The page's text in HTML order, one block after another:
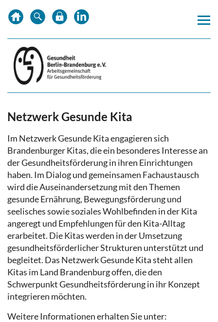
Inhalt
Hauptnavigation
Subnavigation
Netzwerk Gesunde Kita
Im Netzwerk Gesunde Kita engagieren sich
Brandenburger Kitas, die ein besonderes Interesse an
der Gesundheitsförderung in ihren Einrichtungen
haben. Im Dialog und gemeinsamen Fachaustausch
wird die Auseinandersetzung mit den Themen
gesunde Ernährung, Bewegungsförderung und
seelisches sowie soziales Wohlbefinden in der Kita
angeregt und Empfehlungen für den Kita-Alltag
erarbeitet. Die Kitas werden in der Umsetzung
gesundheitsförderlicher Strukturen unterstützt und
begleitet. Das Netzwerk Gesunde Kita steht allen
Kitas im Land Brandenburg offen, die den
Schwerpunkt Gesundheitsförderung in ihr Konzept
integrieren möchten.
Weitere Informationen erhalten Sie unter: